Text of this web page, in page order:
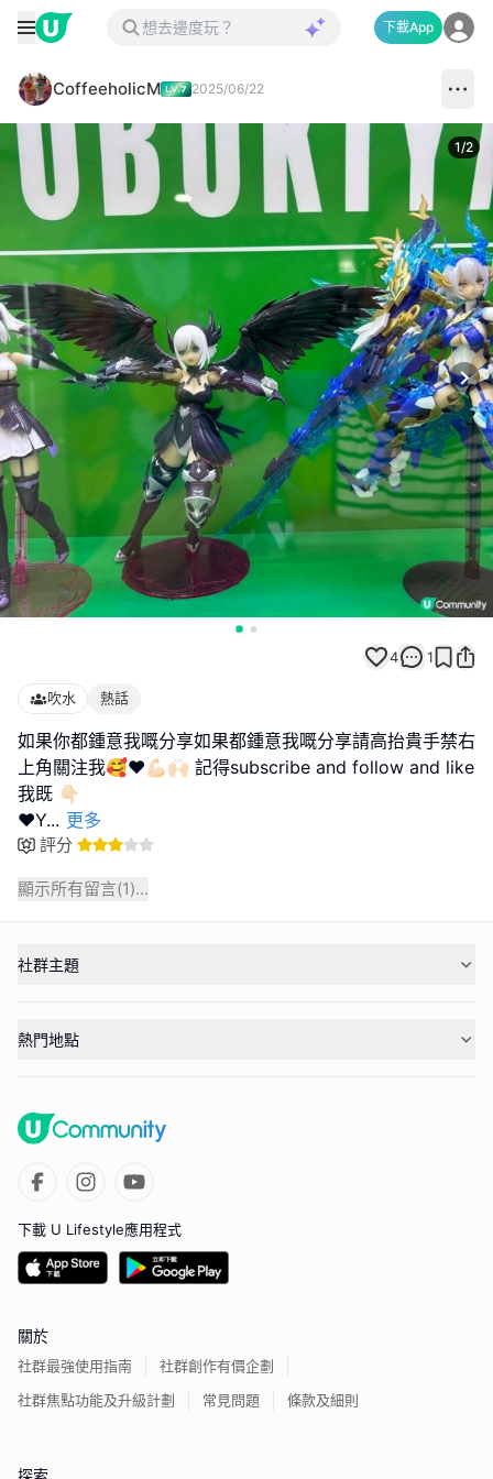
下載App
CoffeeholicM 2025/06/22
1/2
4 1
吹水 熱話
如果你都鍾意我嘅分享如果都鍾意我嘅分享請高抬貴手禁右
上角關注我🥰❤️💪🏻🙌🏻 記得subscribe and follow and like
我既 👇🏻
❤️Y... 更多
評分
顯示所有留言(1)...
社群主題
熱門地點
下載 U Lifestyle應用程式
關於
社群最強使用指南
社群創作有價企劃
社群焦點功能及升級計劃
常見問題 條款及細則
探索